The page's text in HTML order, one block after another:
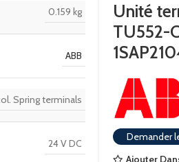
0.159 kg
ABB
Spring terminals
24 V DC
Unité
TU552-
Demander
Ajouter